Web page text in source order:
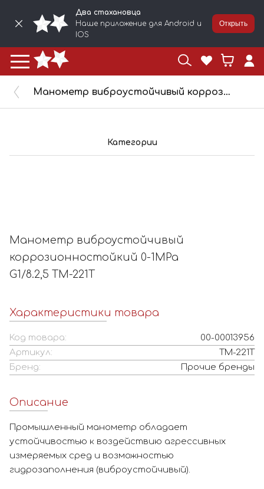
Два стахановца
Наше приложение для Android и
IOS
Открыть
Манометр виброустойчивый коррозионностойкий 0-1MPa G1/8.2,5 ТМ-221Т
Категории
Манометр виброустойчивый
коррозионностойкий 0-1MPa
G1/8.2,5 ТМ-221Т
Характеристики товара
Код товара:
00-00013956
Артикул:
ТМ-221Т
Бренд:
Прочие бренды
Описание
Промышленный манометр обладает
устойчивостью к воздействию агрессивных
измеряемых сред и возможностью
гидрозаполнения (виброустойчивый).